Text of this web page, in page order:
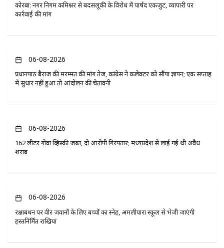
कोरबा: नगर निगम कमिश्नर से बदसलूकी के विरोध में पार्षद एकजुट, व्यापारी पर
कार्रवाई की मांग
06-08-2026
प्रधानपाठ बैराज की मरम्मत की मांग तेज, कांग्रेस ने कलेक्टर को सौंपा ज्ञापन; एक सप्ताह
में सुधार नहीं हुआ तो आंदोलन की चेतावनी
06-08-2026
162 लीटर गोवा व्हिस्की जब्त, दो आरोपी गिरफ्तार; मध्यप्रदेश से लाई गई थी अवैध
शराब
06-08-2026
रक्षाबंधन पर वीर जवानों के लिए बच्चों का स्नेह, अमलीपारा स्कूल से भेजी जाएंगी
हस्तनिर्मित राखियां